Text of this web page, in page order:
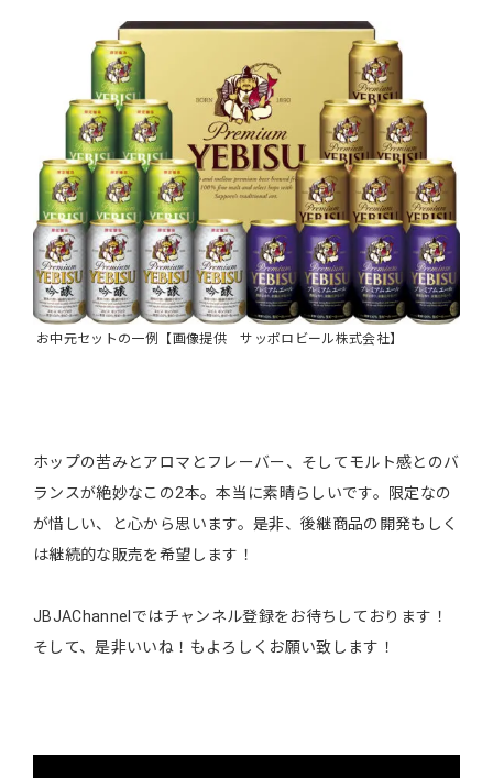
お中元セットの一例【画像提供 サッポロビール株式会社】
ホップの苦みとアロマとフレーバー、そしてモルト感とのバ
ランスが絶妙なこの2本。本当に素晴らしいです。限定なの
が惜しい、と心から思います。是非、後継商品の開発もしく
は継続的な販売を希望します！
JBJAChannelではチャンネル登録をお待ちしております！
そして、是非いいね！もよろしくお願い致します！